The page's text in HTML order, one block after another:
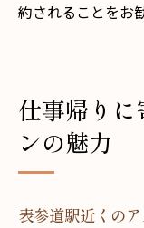
約されることをお
仕事帰りに
ンの魅力
表参道駅近くの